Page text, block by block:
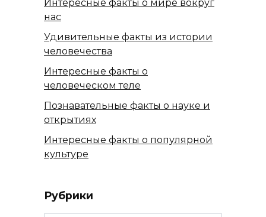
Интересные факты о мире вокруг
нас
Удивительные факты из истории
человечества
Интересные факты о
человеческом теле
Познавательные факты о науке и
открытиях
Интересные факты о популярной
культуре
Рубрики